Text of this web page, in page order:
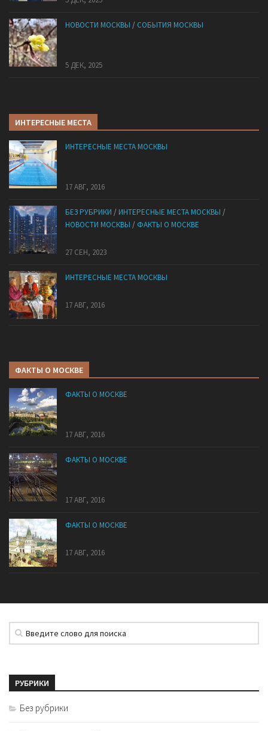
НОВОСТИ МОСКВЫ / СОБЫТИЯ МОСКВЫ
5 ДЕК, 2025
ИНТЕРЕСНЫЕ МЕСТА
ИНТЕРЕСНЫЕ МЕСТА МОСКВЫ
17 АВГ, 2016
БЕЗ РУБРИКИ /ИНТЕРЕСНЫЕ МЕСТА МОСКВЫ /
НОВОСТИ МОСКВЫ / ФАКТЫ О МОСКВЕ
27 СЕН, 2023
ИНТЕРЕСНЫЕ МЕСТА МОСКВЫ
17 АВГ, 2016
ФАКТЫ О МОСКВЕ
ФАКТЫ О МОСКВЕ
17 АВГ, 2016
ФАКТЫ О МОСКВЕ
17 АВГ, 2016
ФАКТЫ О МОСКВЕ
17 АВГ, 2016
РУБРИКИ
Без рубрики